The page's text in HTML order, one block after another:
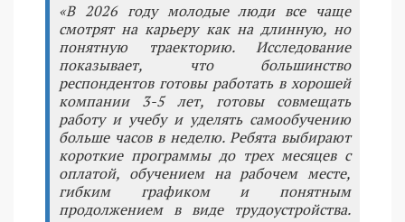
«В 2026 году молодые люди все чаще
смотрят на карьеру как на длинную, но
понятную траекторию. Исследование
показывает, что большинство
респондентов готовы работать в хорошей
компании 3-5 лет, готовы совмещать
работу и учебу и уделять самообучению
больше часов в неделю. Ребята выбирают
короткие программы до трех месяцев с
оплатой, обучением на рабочем месте,
гибким графиком и понятным
продолжением в виде трудоустройства.